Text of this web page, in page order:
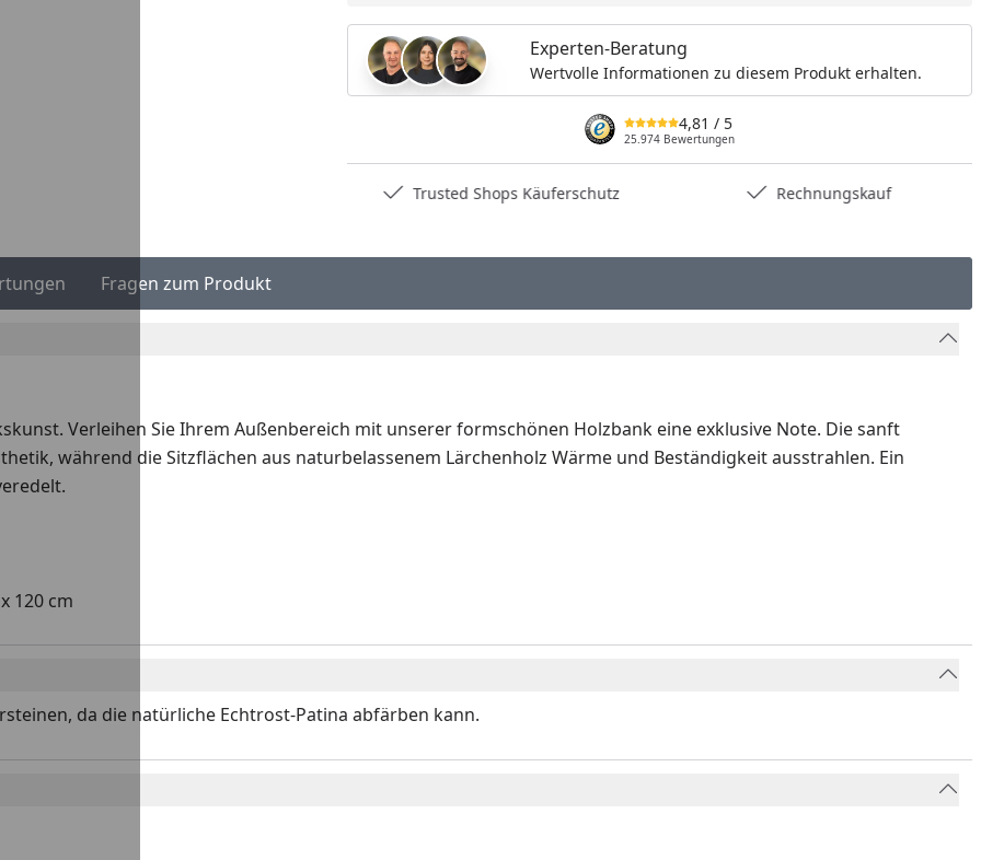
Experten-Beratung
Wertvolle Informationen zu diesem Produkt erhalten.
4,81 / 5
25.974 Bewertungen
Trusted Shops Käuferschutz Rechnungskauf
Fragen zum Produkt
Verleihen Sie Ihrem Außenbereich mit unserer formschönen Holzbank eine exklusive Note. Die sanft
während die Sitzflächen aus naturbelassenem Lärchenholz Wärme und Beständigkeit ausstrahlen. Ein
120 cm
da die natürliche Echtrost-Patina abfärben kann.